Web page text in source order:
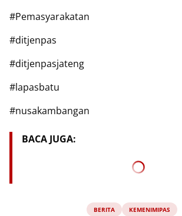
#Pemasyarakatan
#ditjenpas
#ditjenpasjateng
#lapasbatu
#nusakambangan
BACA JUGA:
BERITA KEMENIMIPAS